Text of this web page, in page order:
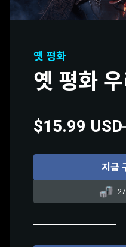
옛 평화
옛 평화
$15.99 USD
지금